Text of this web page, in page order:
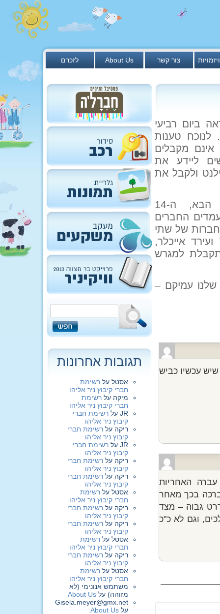
לזכרם About Us צור קשר
ביום רביעי
לנוכח טענות
מקבלים
ליידע את
ולקבל את
הקלפי כאמור תתקיים כסדרה ביום שישי הבא, ה-14
החברים
של שתי
אייכלר,
למגרש
עמיקם –
עכשיו כביש
האחריות
בכך מאחר
גבוה – מצד
וגם לא כ"כ
תגובות אחרונות
אסטל על רשימת
חברי קיבוץ ניר אליהו
מיקה על רשימת
חברי קיבוץ ניר אליהו
JR על רשימת חברי
קיבוץ ניר אליהו
ריקה על רשימת חברי
קיבוץ ניר אליהו
JR על רשימת חברי
קיבוץ ניר אליהו
ריקה על רשימת חברי
קיבוץ ניר אליהו
ריקה על רשימת חברי
קיבוץ ניר אליהו
אסטל על רשימת
חברי קיבוץ ניר אליהו
ריקה על רשימת חברי
קיבוץ ניר אליהו
ריקה על רשימת חברי
קיבוץ ניר אליהו
אסטל על רשימת
חברי קיבוץ ניר אליהו
ריקה על רשימת חברי
קיבוץ ניר אליהו
אסטל על רשימת
חברי קיבוץ ניר אליהו
משתמש אנונימי (לא
מזוהה) על About Us
Gisela.meyer@gmx.net
על About Us